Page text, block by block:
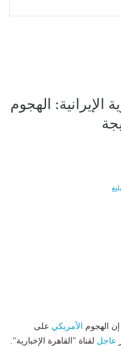
الإيرانية: الهجوم
إن الهجوم
الأمريكي على
عاجل لقناة "القاهرة الإخبارية".